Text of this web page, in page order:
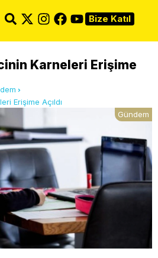
Bize Katıl
Karneleri Erişime
Erişime Açıldı
Gündem